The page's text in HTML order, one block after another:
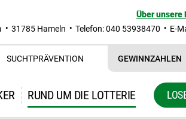
Über
31785 Hameln Telefon: 040 53938470 E-
SUCHTPRÄVENTION GEWINNZAHLEN
RUND UM DIE LOTTERIE
Zeige Unternavigation zu "Rund um